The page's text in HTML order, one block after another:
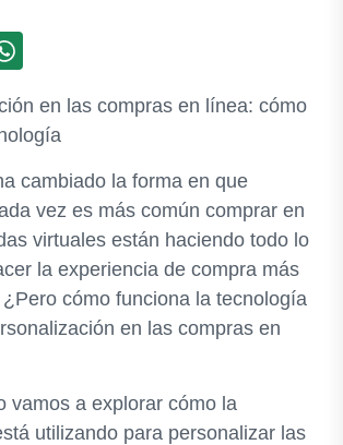
en las compras en línea: cómo
cambiado la forma en que
vez es más común comprar en
virtuales están haciendo todo lo
la experiencia de compra más
cómo funciona la tecnología
en las compras en
vamos a explorar cómo la
utilizando para personalizar las